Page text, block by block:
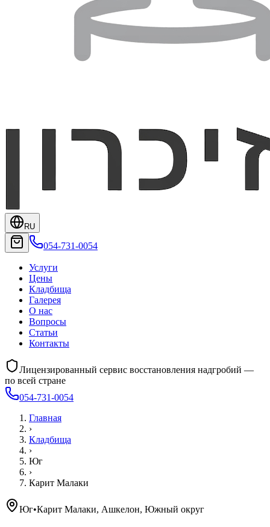
RU
054-731-0054
Услуги
Цены
Кладбища
Галерея
О нас
Вопросы
Статьи
Контакты
Лицензированный сервис восстановления надгробий —
по всей стране
054-731-0054
Главная
›
Кладбища
›
Юг
›
Карит Малаки
Юг•Карит Малаки, Ашкелон, Южный округ